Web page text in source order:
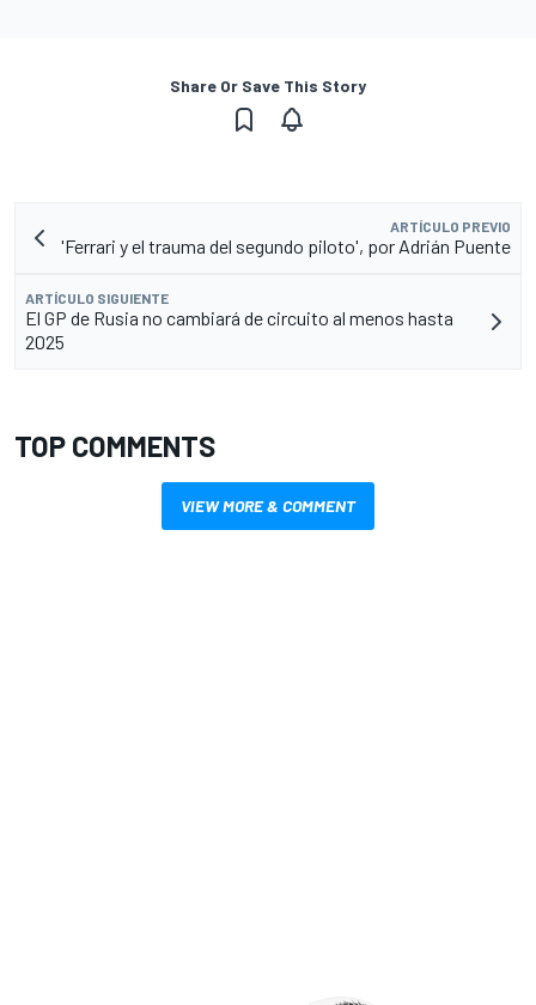
Share Or Save This Story
ARTÍCULO PREVIO
'Ferrari y el trauma del segundo piloto', por Adrián Puente
ARTÍCULO SIGUIENTE
El GP de Rusia no cambiará de circuito al menos hasta
2025
TOP COMMENTS
VIEW MORE & COMMENT